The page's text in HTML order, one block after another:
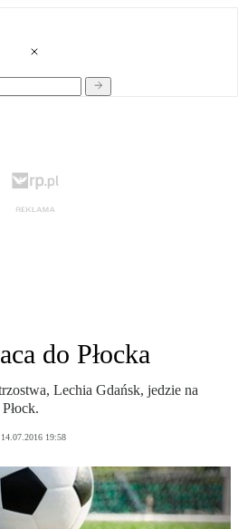
do Płocka
Lechia Gdańsk, jedzie na
14.07.2016 19:58